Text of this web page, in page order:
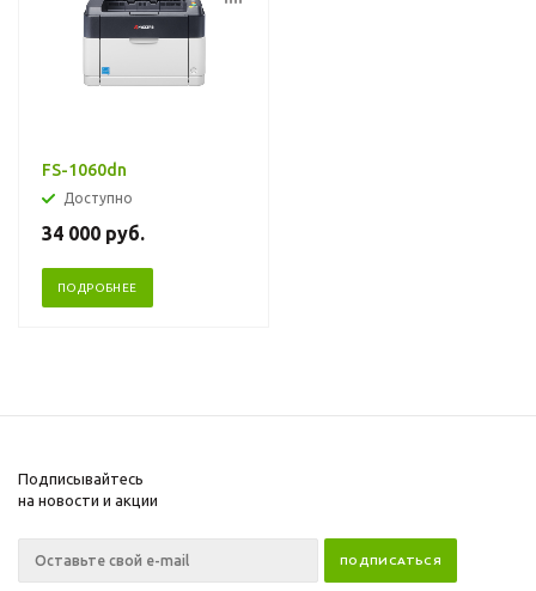
FS-1060dn
Доступно
34 000 руб.
ПОДРОБНЕЕ
Подписывайтесь
на новости и акции